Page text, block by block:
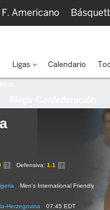
Defensiva: 1.1
Men's International Friendly
Herzegovina 07:45 EDT
F. Americano
Ligas Calendario